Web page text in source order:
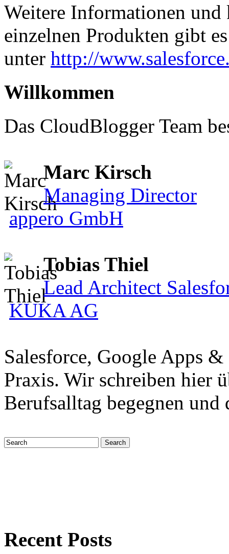
Weitere Informationen
einzelnen Produkten gibt es
unter http://
Willkommen
Das CloudBlogger Team
Marc Kirsch
Managing Director
appero GmbH
Tobias Thiel
Lead Architect
KUKA AG
Salesforce, Google Apps
Praxis. Wir schreiben hier
Berufsalltag begegnen
Recent Posts